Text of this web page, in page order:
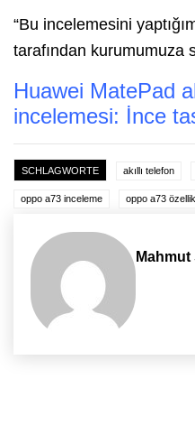
“Bu incelemesini
tarafından kurumumuza
Huawei MatePad
incelemesi: İnce
SCHLAGWORTE akıllı telefon
oppo a73 inceleme oppo a73
Mahmut